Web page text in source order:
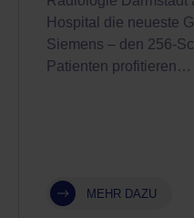
Hospital die neueste
Siemens – den 256-
Patienten profitieren…
MEHR DAZU